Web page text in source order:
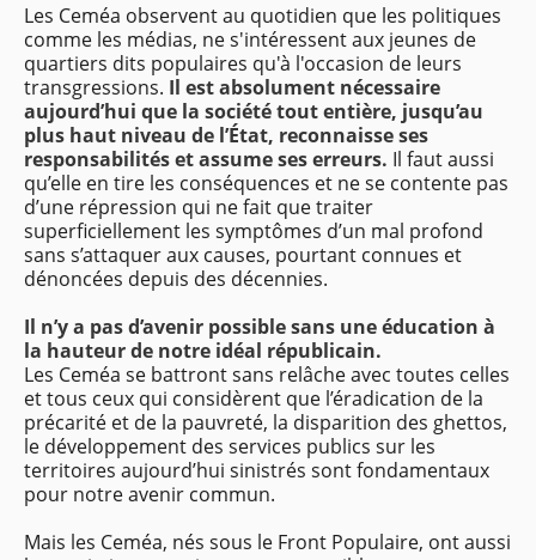
Les Ceméa observent au quotidien que les politiques
comme les médias, ne s'intéressent aux jeunes de
quartiers dits populaires qu'à l'occasion de leurs
transgressions. Il est absolument nécessaire
aujourd’hui que la société tout entière, jusqu’au
plus haut niveau de l’État, reconnaisse ses
responsabilités et assume ses erreurs. Il faut aussi
qu’elle en tire les conséquences et ne se contente pas
d’une répression qui ne fait que traiter
superficiellement les symptômes d’un mal profond
sans s’attaquer aux causes, pourtant connues et
dénoncées depuis des décennies.
Il n’y a pas d’avenir possible sans une éducation à
la hauteur de notre idéal républicain.
Les Ceméa se battront sans relâche avec toutes celles
et tous ceux qui considèrent que l’éradication de la
précarité et de la pauvreté, la disparition des ghettos,
le développement des services publics sur les
territoires aujourd’hui sinistrés sont fondamentaux
pour notre avenir commun.
Mais les Ceméa, nés sous le Front Populaire, ont aussi